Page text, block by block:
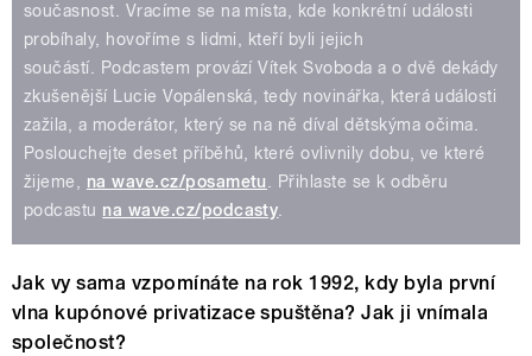
současnost. Vracíme se na místa, kde konkrétní události
probíhaly, hovoříme s lidmi, kteří byli jejich
součástí. Podcastem provází Vítek Svoboda a o dvě dekády
zkušenější Lucie Vopálenská, tedy novinářka, která události
zažila, a moderátor, který se na ně díval dětskýma očima.
Poslouchejte deset příběhů, které ovlivnily dobu, ve které
žijeme, na wave.cz/posametu. Přihlaste se k odběru
podcastu na wave.cz/podcasty.
Jak vy sama vzpomínáte na rok 1992, kdy byla první
vlna kupónové privatizace spuštěna? Jak ji vnímala
společnost?